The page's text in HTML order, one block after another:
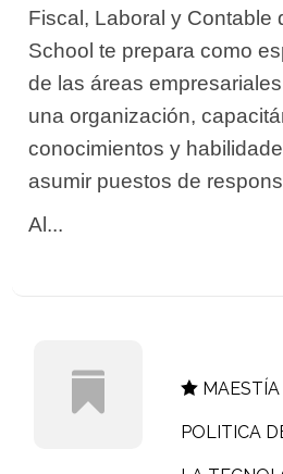
Fiscal, Laboral y Contable
School te prepara como
de las áreas
una organización,
conocimientos y
asumir puestos de
Al...
POLITICA